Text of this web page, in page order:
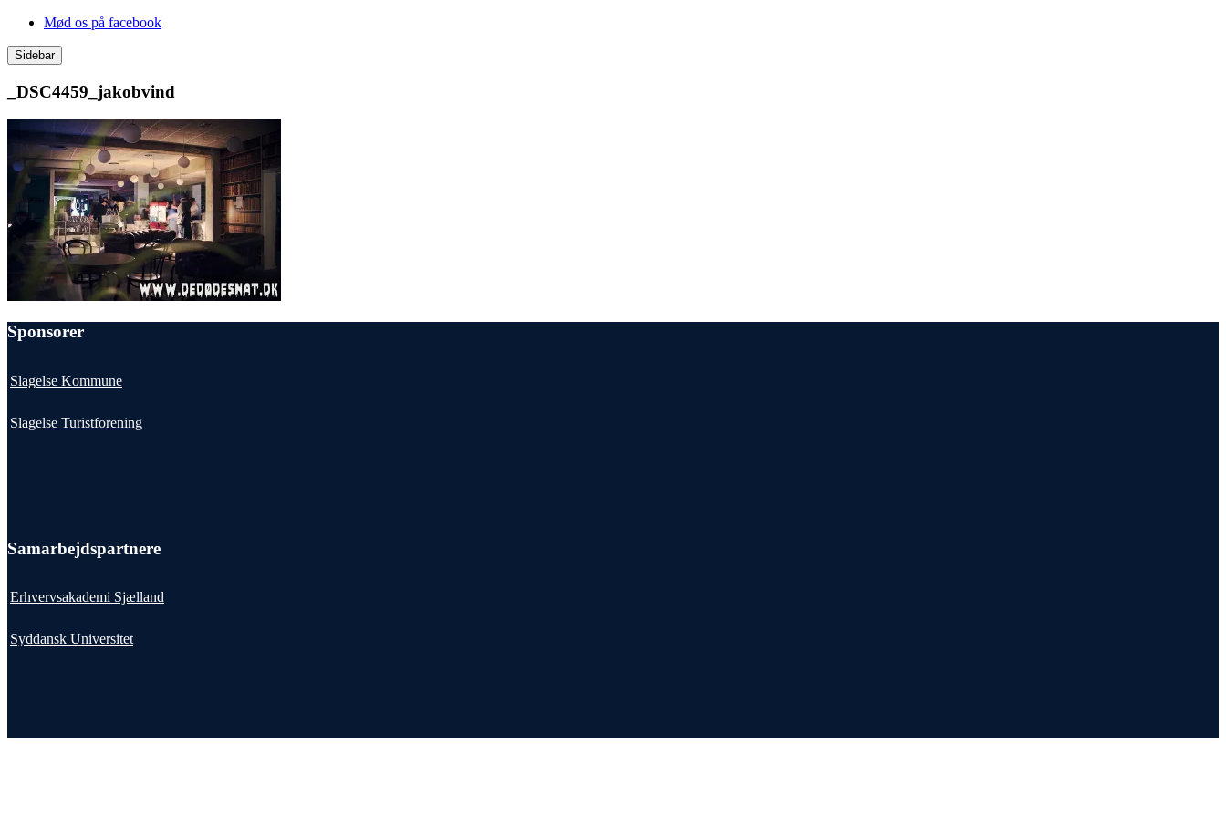
Videre
indhold
Mød os på facebook
Sidebar
_DSC4459_jakobvind
Sponsorer
Slagelse Kommune
Slagelse Turistforening
Samarbejdspartnere
Erhvervsakademi Sjælland
Syddansk Universitet